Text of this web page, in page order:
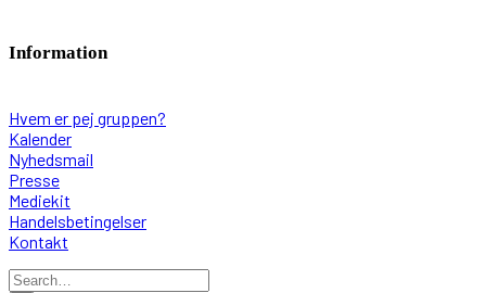
Information
Hvem er pej gruppen?
Kalender
Nyhedsmail
Presse
Mediekit
Handelsbetingelser
Kontakt